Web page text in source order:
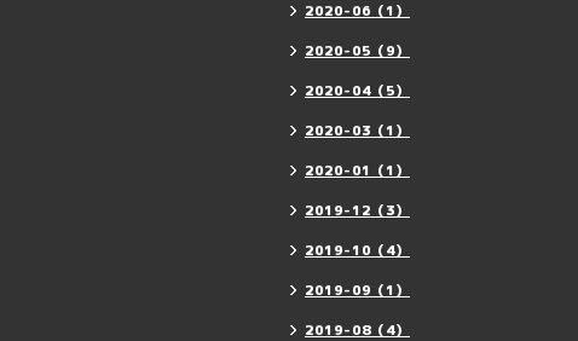
2020-06（1）
2020-05（9）
2020-04（5）
2020-03（1）
2020-01（1）
2019-12（3）
2019-10（4）
2019-09（1）
2019-08（4）